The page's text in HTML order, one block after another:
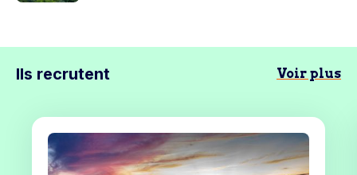
Ils recrutent Voir plus